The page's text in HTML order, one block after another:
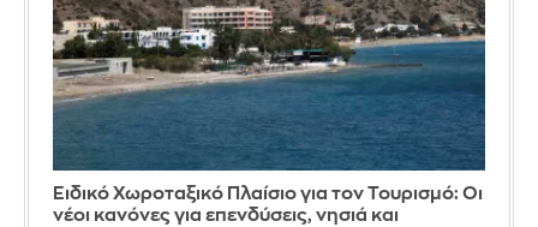
Ειδικό Χωροταξικό Πλαίσιο για τον Τουρισμό: Οι
νέοι κανόνες για επενδύσεις, νησιά και